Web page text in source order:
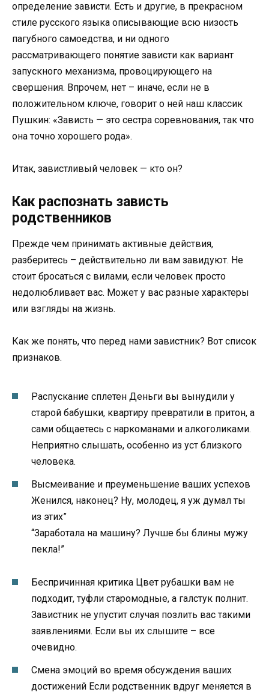
определение зависти. Есть и другие, в прекрасном
стиле русского языка описывающие всю низость
пагубного самоедства, и ни одного
рассматривающего понятие зависти как вариант
запускного механизма, провоцирующего на
свершения. Впрочем, нет – иначе, если не в
положительном ключе, говорит о ней наш классик
Пушкин: «Зависть — это сестра соревнования, так что
она точно хорошего рода».
Итак, завистливый человек — кто он?
Как распознать зависть
родственников
Прежде чем принимать активные действия,
разберитесь – действительно ли вам завидуют. Не
стоит бросаться с вилами, если человек просто
недолюбливает вас. Может у вас разные характеры
или взгляды на жизнь.
Как же понять, что перед нами завистник? Вот список
признаков.
Распускание сплетен Деньги вы вынудили у
старой бабушки, квартиру превратили в притон, а
сами общаетесь с наркоманами и алкоголиками.
Неприятно слышать, особенно из уст близкого
человека.
Высмеивание и преуменьшение ваших успехов
Женился, наконец? Ну, молодец, я уж думал ты
из этих”
“Заработала на машину? Лучше бы блины мужу
пекла!”
Беспричинная критика Цвет рубашки вам не
подходит, туфли старомодные, а галстук полнит.
Завистник не упустит случая позлить вас такими
заявлениями. Если вы их слышите – все
очевидно.
Смена эмоций во время обсуждения ваших
достижений Если родственник вдруг меняется в